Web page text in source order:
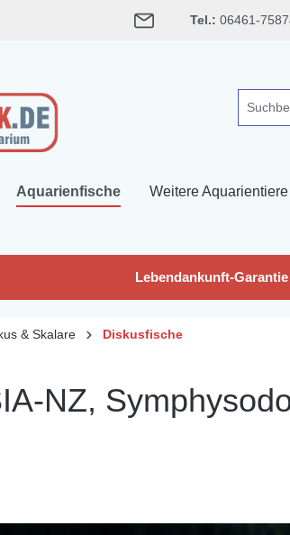
Tel.: 06461-
Aquarienfische Weitere Aquarientiere
Lebendankunft-Garantie
& Skalare Diskusfische
NZ,